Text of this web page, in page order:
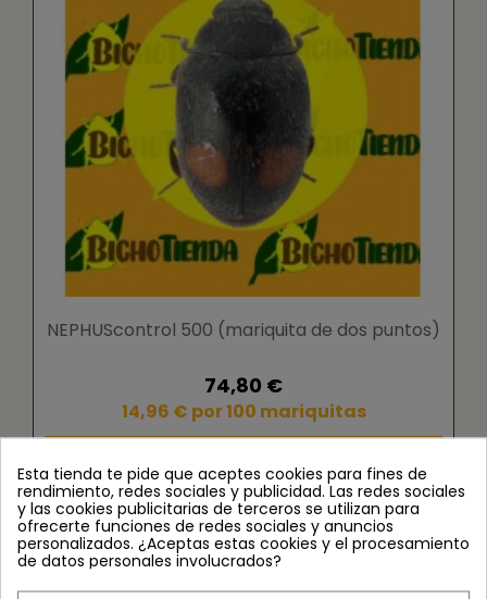
NEPHUScontrol 500 (mariquita de dos puntos)
74,80 €
14,96 € por 100 mariquitas
Esta tienda te pide que aceptes cookies para fines de
rendimiento, redes sociales y publicidad. Las redes sociales
y las cookies publicitarias de terceros se utilizan para
ofrecerte funciones de redes sociales y anuncios
personalizados. ¿Aceptas estas cookies y el procesamiento
de datos personales involucrados?